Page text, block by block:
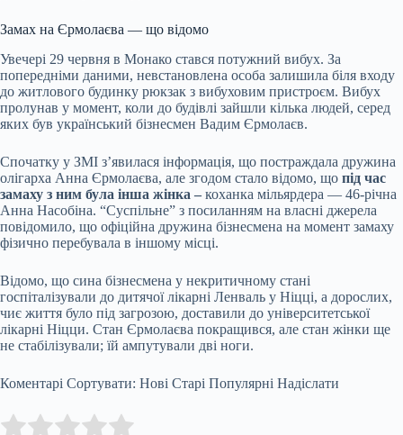
Замах на Єрмолаєва — що відомо
Увечері 29 червня в Монако стався потужний вибух. За
попередніми даними, невстановлена особа залишила біля входу
до житлового будинку рюкзак з вибуховим пристроєм. Вибух
пролунав у момент, коли до будівлі зайшли кілька людей, серед
яких був український бізнесмен Вадим Єрмолаєв.
Спочатку у ЗМІ з’явилася інформація, що постраждала дружина
олігарха Анна Єрмолаєва, але згодом стало відомо, що під час
замаху з ним була інша жінка – коханка мільярдера — 46-річна
Анна Насобіна. “Суспільне” з посиланням на власні джерела
повідомило, що офіційна дружина бізнесмена на момент замаху
фізично перебувала в іншому місці.
Відомо, що сина бізнесмена у некритичному стані
госпіталізували до дитячої лікарні Ленваль у Ніцці, а дорослих,
чиє життя було під загрозою, доставили до університетської
лікарні Ніцци. Стан Єрмолаєва покращився, але стан жінки ще
не стабілізували; їй ампутували дві ноги.
Коментарі Сортувати: Нові Старі Популярні Надіслати
Rate this item: